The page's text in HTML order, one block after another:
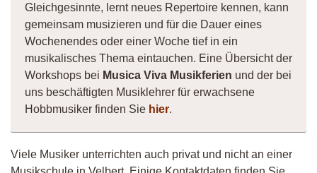
Gleichgesinnte, lernt neues Repertoire kennen, kann
gemeinsam musizieren und für die Dauer eines
Wochenendes oder einer Woche tief in ein
musikalisches Thema eintauchen. Eine Übersicht der
Workshops bei Musica Viva Musikferien und der bei
uns beschäftigten Musiklehrer für erwachsene
Hobbmusiker finden Sie hier.
Viele Musiker unterrichten auch privat und nicht an einer